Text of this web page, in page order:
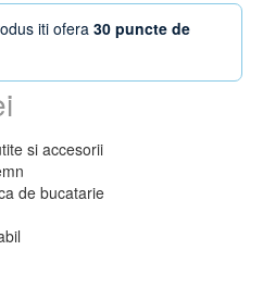
iti ofera 30 puncte de
curent
este:
59,99 lei.
si accesorii
de bucatarie